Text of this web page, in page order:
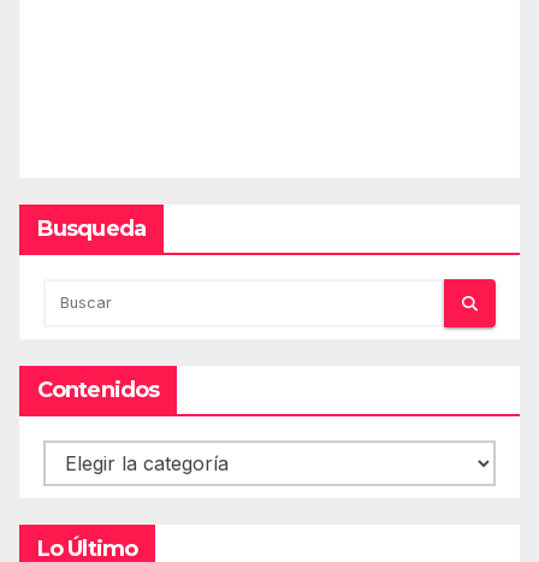
Busqueda
Contenidos
Contenidos
Lo Último